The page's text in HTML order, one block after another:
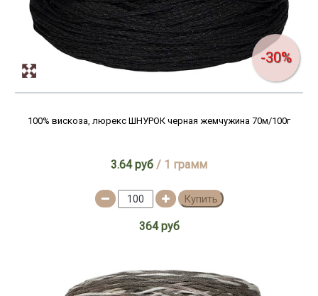
-30%
100% вискоза, люрекс ШНУРОК черная жемчужина 70м/100г
3.64 руб / 1 грамм
Купить
364 руб